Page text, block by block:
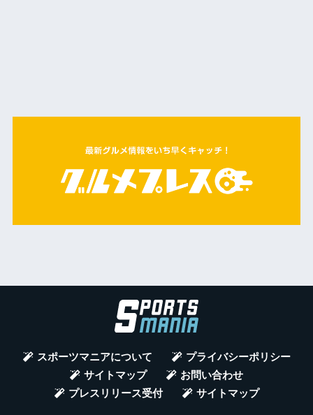
スポーツマニアについて
プライバシーポリシー
サイトマップ
お問い合わせ
プレスリリース受付
サイトマップ